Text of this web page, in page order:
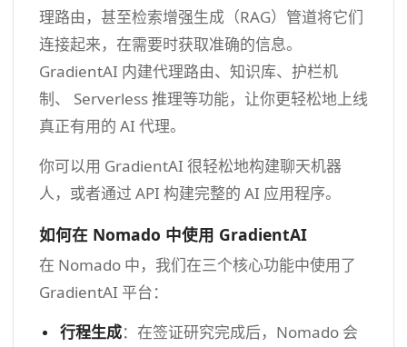
理路由，甚至检索增强生成（RAG）管道将它们
连接起来，在需要时获取准确的信息。
GradientAI 内建代理路由、知识库、护栏机
制、 Serverless 推理等功能，让你更轻松地上线
真正有用的 AI 代理。
你可以用 GradientAI 很轻松地构建聊天机器
人，或者通过 API 构建完整的 AI 应用程序。
如何在 Nomado 中使用 GradientAI
在 Nomado 中，我们在三个核心功能中使用了
GradientAI 平台：
行程生成：在签证研究完成后，Nomado 会